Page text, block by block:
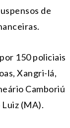
de
150 policiais
Xangri-lá,
Camboriú
Luiz (MA).